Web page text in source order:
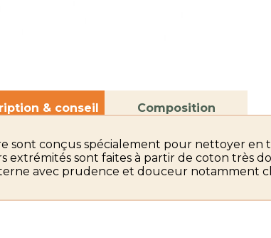
& conseil Composition
sont conçus spécialement pour nettoyer
extrémités sont faites à partir de coton très
avec prudence et douceur notamment